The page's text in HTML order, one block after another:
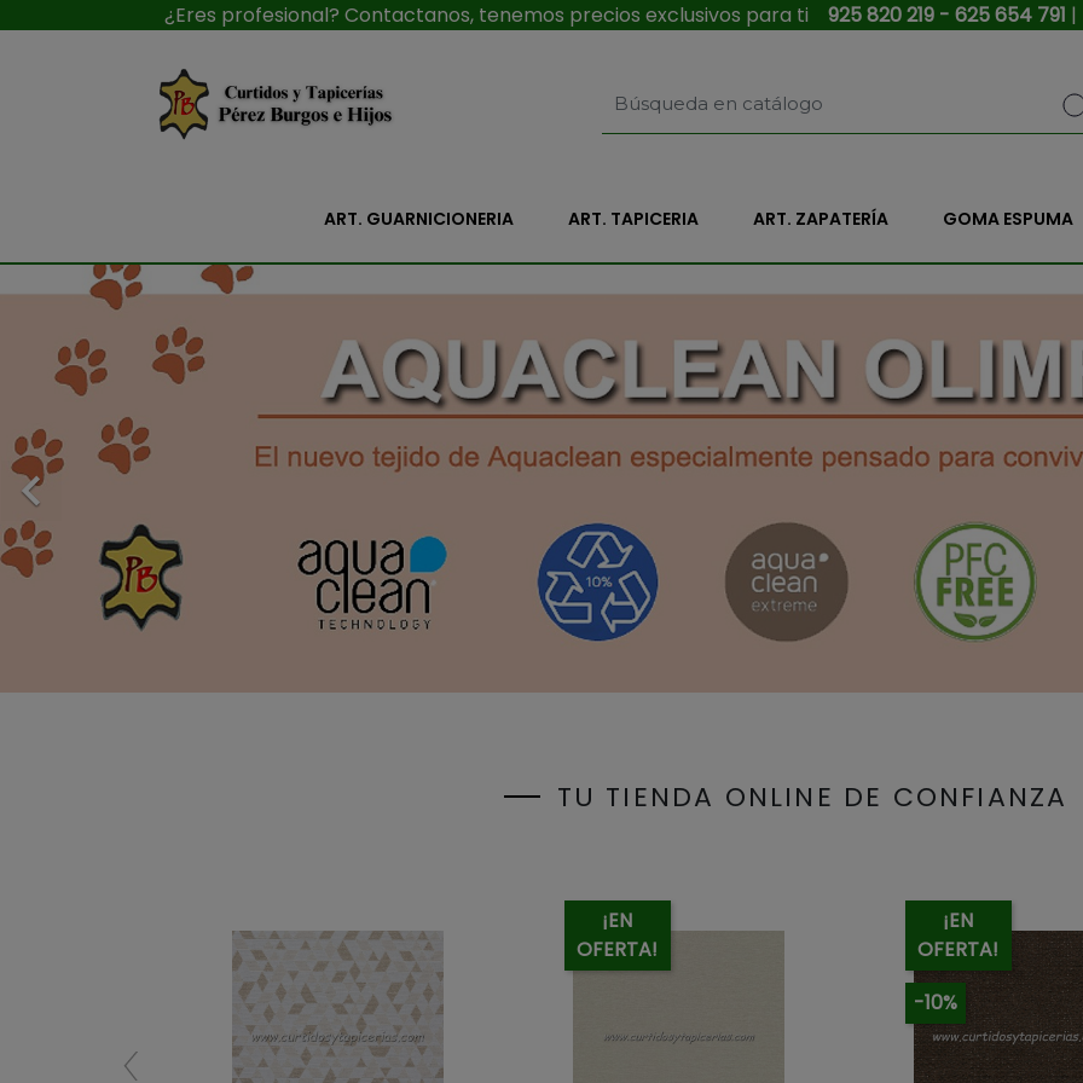
¿Eres profesional? Contactanos, tenemos precios exclusivos para ti 925 820 219 - 625 654 791 |
ART. GUARNICIONERIA ART. TAPICERIA ART. ZAPATERÍA GOMA ESPUMA

Anterior
¡EN
OFERTA!
¡EN
OFERTA!
-10%